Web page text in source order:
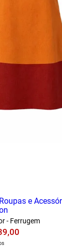
- Ferrugem
,00